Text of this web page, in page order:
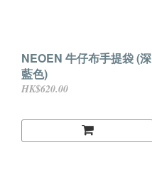
NEOEN 牛仔布手提袋 (深
藍色)
HK$620.00